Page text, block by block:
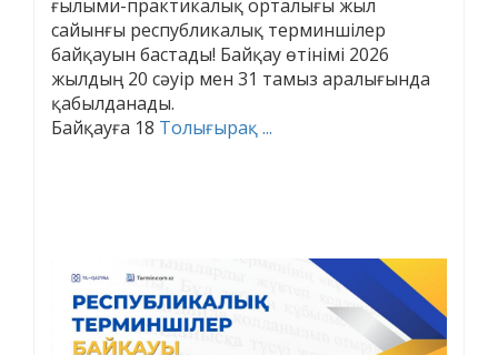
ғылыми-практикалық орталығы жыл
сайынғы республикалық терминшілер
байқауын бастады! Байқау өтінімі 2026
жылдың 20 сәуір мен 31 тамыз аралығында
қабылданады.
Байқауға 18 Толығырақ ...